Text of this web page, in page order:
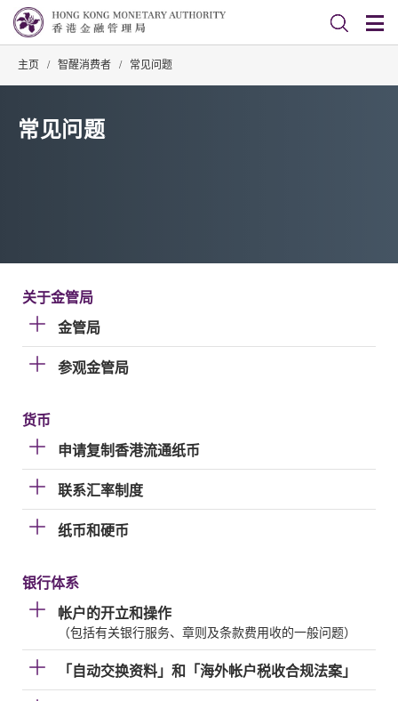
主页 / 智醒消费者 / 常见问题
常见问题
关于金管局
金管局
参观金管局
货币
申请复制香港流通纸币
联系汇率制度
纸币和硬币
银行体系
帐户的开立和操作
（包括有关银行服务、章则及条款费用收的一般问题）
「自动交换资料」和「海外帐户税收合规法案」